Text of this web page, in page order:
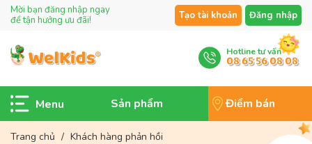
Mời bạn đăng nhập ngay
để tận hưởng ưu đãi!
Tạo tài khoản Đăng nhập
Hotline tư vấn
08 65 56 08 08
Sản phẩm Điểm bán
Trang chủ / Khách hàng phản hồi